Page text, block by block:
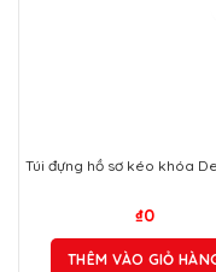
Túi đựng hồ sơ kéo khóa
₫0
THÊM VÀO GIỎ